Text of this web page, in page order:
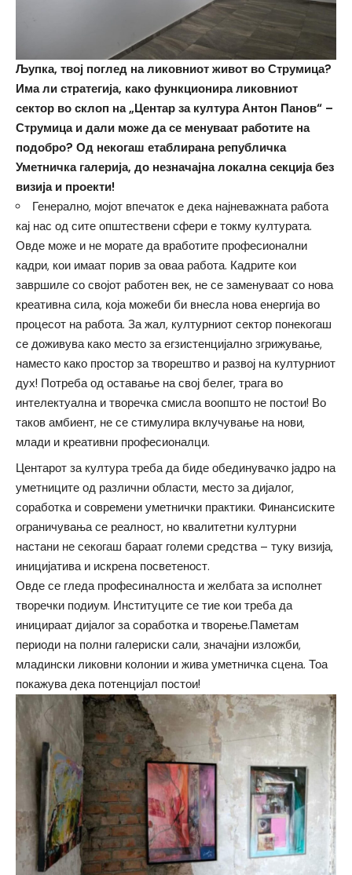
Љупка, твој поглед на ликовниот живот во Струмица?
Има ли стратегија, како функционира ликовниот
сектор во склоп на „Центар за култура Антон Панов“ –
Струмица и дали може да се менуваат работите на
подобро? Од некогаш етаблирана републичка
Уметничка галерија, до незначајна локална секција без
визија и проекти!
Генерално, мојот впечаток е дека најневажната работа
кај нас од сите општествени сфери е токму културата.
Овде може и не морате да вработите професионални
кадри, кои имаат порив за оваа работа. Кадрите кои
завршиле со својот работен век, не се заменуваат со нова
креативна сила, која можеби би внесла нова енергија во
процесот на работа. За жал, културниот сектор понекогаш
се доживува како место за егзистенцијално згрижување,
наместо како простор за творештво и развој на културниот
дух! Потреба од оставање на свој белег, трага во
интелектуална и творечка смисла воопшто не постои! Во
таков амбиент, не се стимулира вклучување на нови,
млади и креативни професионалци.
Центарот за култура треба да биде обединувачко јадро на
уметниците од различни области, место за дијалог,
соработка и современи уметнички практики. Финансиските
ограничувања се реалност, но квалитетни културни
настани не секогаш бараат големи средства – туку визија,
иницијатива и искрена посветеност.
Овде се гледа професиналноста и желбата за исполнет
творечки подиум. Институците се тие кои треба да
иницираат дијалог за соработка и творење.Паметам
периоди на полни галериски сали, значајни изложби,
младински ликовни колонии и жива уметничка сцена. Тоа
покажува дека потенцијал постои!